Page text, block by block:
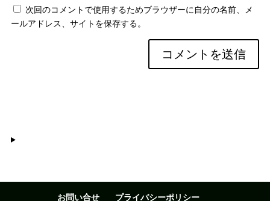
次回のコメントで使用するためブラウザーに自分の名前、メ
ールアドレス、サイトを保存する。
お問い合せ プライバシーポリシー